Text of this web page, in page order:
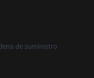
de suministro